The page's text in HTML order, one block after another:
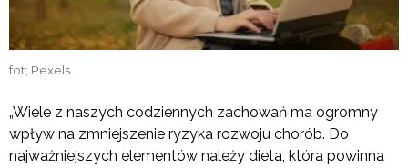
fot; Pexels
„Wiele z naszych codziennych zachowań ma ogromny
wpływ na zmniejszenie ryzyka rozwoju chorób. Do
najważniejszych elementów należy dieta, która powinna